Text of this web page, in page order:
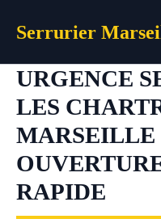
Serrurier
URGENCE
LES
MARSEILLE
RAPIDE